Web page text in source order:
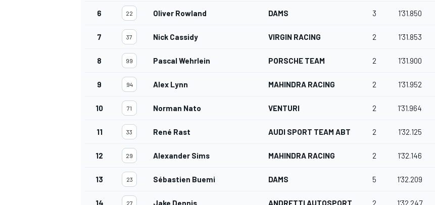
6 22 Oliver Rowland DAMS 3 1'31.850
7 37 Nick Cassidy VIRGIN RACING 2 1'31.853
8 99 Pascal Wehrlein PORSCHE TEAM 2 1'31.900
9 94 Alex Lynn MAHINDRA RACING 2 1'31.952
10 71 Norman Nato VENTURI 2 1'31.964
11 33 René Rast AUDI SPORT TEAM ABT 2 1'32.125
12 29 Alexander Sims MAHINDRA RACING 2 1'32.146
13 23 Sébastien Buemi DAMS 5 1'32.209
14 27 Jake Dennis ANDRETTI AUTOSPORT 2 1'32.247